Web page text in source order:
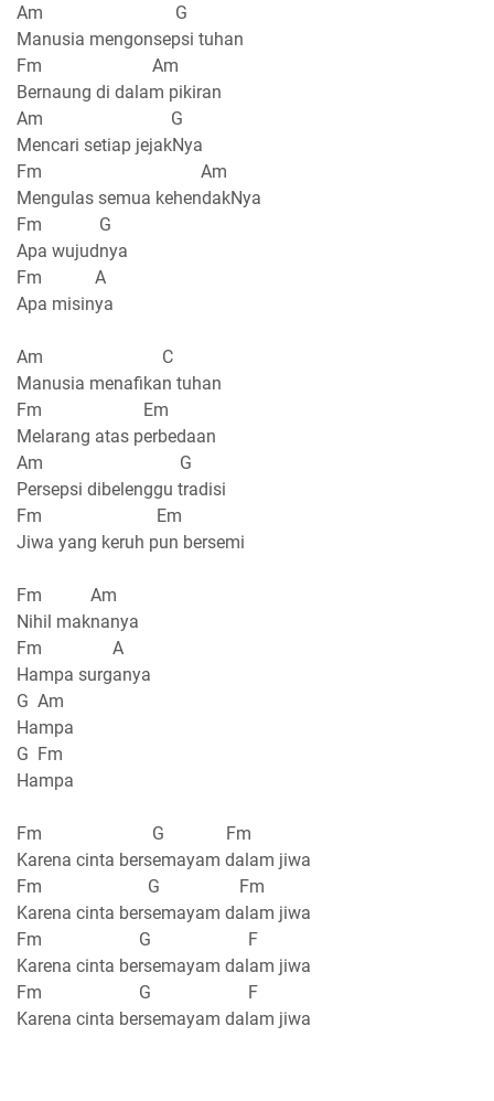
Am G
Manusia mengonsepsi tuhan
Fm Am
Bernaung di dalam pikiran
Am G
Mencari setiap jejakNya
Fm Am
Mengulas semua kehendakNya
Fm G
Apa wujudnya
Fm A
Apa misinya
Am C
Manusia menafikan tuhan
Fm Em
Melarang atas perbedaan
Am G
Persepsi dibelenggu tradisi
Fm Em
Jiwa yang keruh pun bersemi
Fm Am
Nihil maknanya
Fm A
Hampa surganya
G Am
Hampa
G Fm
Hampa
Fm G Fm
Karena cinta bersemayam dalam jiwa
Fm G Fm
Karena cinta bersemayam dalam jiwa
Fm G F
Karena cinta bersemayam dalam jiwa
Fm G F
Karena cinta bersemayam dalam jiwa